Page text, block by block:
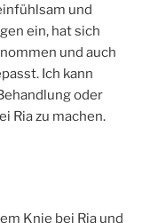
und
ein, hat sich
und auch
Ich kann
oder
Ria zu machen.
Knie bei Ria und